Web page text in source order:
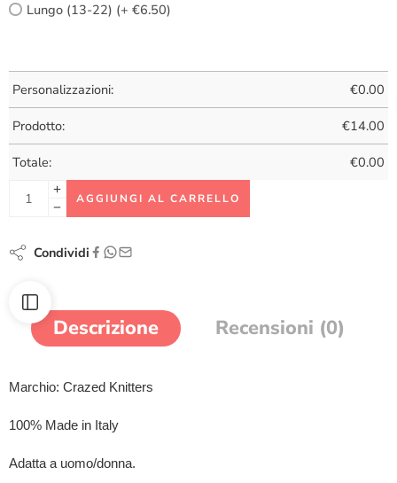
Lungo (13-22) (+ €6.50)
Personalizzazioni: €0.00
Prodotto: €14.00
Totale: €0.00
AGGIUNGI AL CARRELLO
Condividi
Descrizione Recensioni (0)
Marchio: Crazed Knitters
100% Made in Italy
Adatta a uomo/donna.